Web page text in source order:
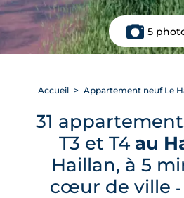
5
Accueil Appartement neuf Le
31
T3 et T4 au
Haillan, à 5
cœur de ville